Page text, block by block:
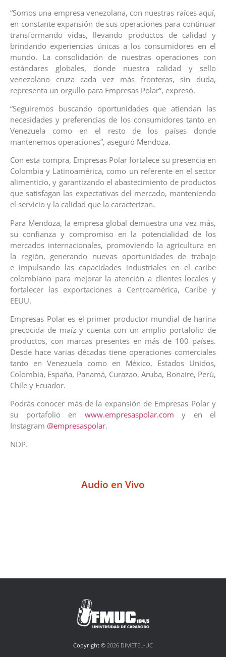
“Somos una empresa venezolana, con nuestras raíces aquí,
en constante expansión de sus operaciones para continuar
transformando vidas, llevando productos de calidad y
brindando experiencias únicas a los consumidores en el
mundo. La consolidación de nuestras operaciones con
estándares globales, donde nuestra calidad y sello
venezolano cruza cada vez más fronteras, sin duda,
representa un orgullo para Empresas Polar”, expresó.
“Seguiremos buscando oportunidades que atiendan las
necesidades y preferencias de los consumidores tanto en
Venezuela como en el resto de los países donde
mantenemos operaciones”, aseguró Mendoza.
Con esta compra, Empresas Polar fortalece su presencia en
Colombia y Latinoamérica, como un referente en el sector
alimenticio, y garantizando el abastecimiento de productos
que satisfagan las expectativas del mercado, manteniendo
el servicio y la calidad que la caracterizan.
Para Mendoza, la empresa global demuestra una vez más,
su confianza y compromiso en la potencialidad de los
mercados internacionales, promoviendo la agricultura en
la región, generando nuevas oportunidades de trabajo
e impulsando las capacidades industriales en el caribe
colombiano para mejorar la atención a clientes locales y
fortalecer las exportaciones a Centroamérica, Caribe y
EEUU.
Empresas Polar es el primer productor mundial de harina
precocida de maíz y cuenta con un amplio portafolio de
productos, con marcas presentes en más de 100 países.
Desde hace varias décadas tiene operaciones comerciales
tanto en Venezuela como en México, Estados Unidos,
Colombia, España, Panamá, Curazao, Aruba, Bonaire, Perú,
Chile y Ecuador.
Podrás conocer más de la expansión de Empresas Polar y
su portafolio en www.empresaspolar.com y en el
Instagram @empresaspolar.
NDP.
Audio en Vivo
Copyright © 2026 DIMETEL-UC